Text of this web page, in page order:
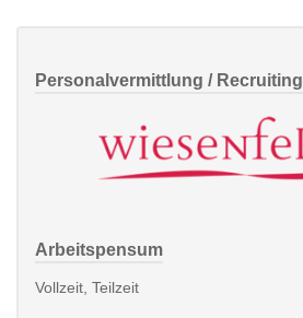
Personalvermittlung / Recruiting
Arbeitspensum
Vollzeit, Teilzeit